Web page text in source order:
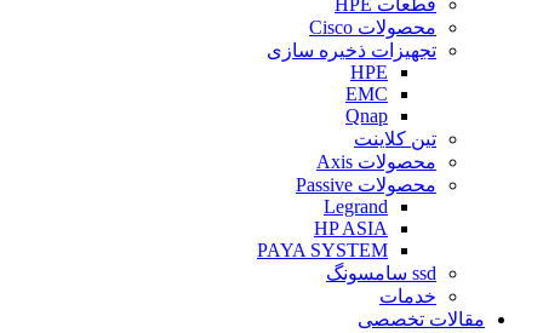
قطعات HPE
محصولات Cisco
تجهیزات ذخیره سازی
HPE
EMC
Qnap
تین کلاینت
محصولات Axis
محصولات Passive
Legrand
HP ASIA
PAYA SYSTEM
ssd سامسونگ
خدمات
مقالات تخصصی